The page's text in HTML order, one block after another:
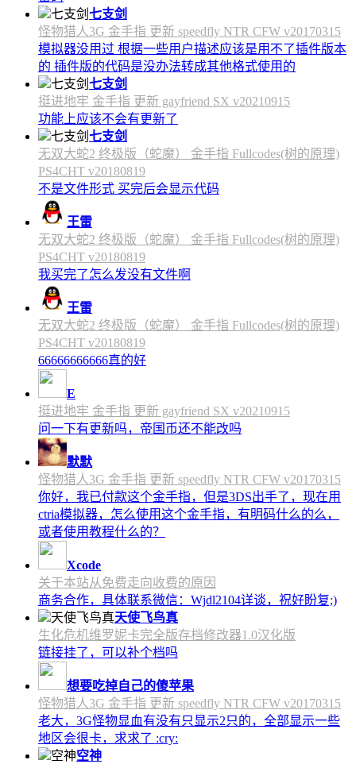
七支剑
怪物猎人3G 金手指 更新 speedfly NTR CFW v20170315
模拟器没用过 根据一些用户描述应该是用不了插件版本
的 插件版的代码是没办法转成其他格式使用的
七支剑
挺进地牢 金手指 更新 gayfriend SX v20210915
功能上应该不会有更新了
七支剑
无双大蛇2 终极版（蛇魔） 金手指 Fullcodes(树的原理)
PS4CHT v20180819
不是文件形式 买完后会显示代码
王雷
无双大蛇2 终极版（蛇魔） 金手指 Fullcodes(树的原理)
PS4CHT v20180819
我买完了怎么发没有文件啊
王雷
无双大蛇2 终极版（蛇魔） 金手指 Fullcodes(树的原理)
PS4CHT v20180819
66666666666真的好
E
挺进地牢 金手指 更新 gayfriend SX v20210915
问一下有更新吗，帝国币还不能改吗
默默
怪物猎人3G 金手指 更新 speedfly NTR CFW v20170315
你好，我已付款这个金手指，但是3DS出手了，现在用
ctria模拟器，怎么使用这个金手指，有明码什么的么，
或者使用教程什么的？
Xcode
关于本站从免费走向收费的原因
商务合作，具体联系微信：Wjdl2104详谈，祝好盼复;)
天使飞鸟真
生化危机维罗妮卡完全版存档修改器1.0汉化版
链接挂了，可以补个档吗
想要吃掉自己的傻苹果
怪物猎人3G 金手指 更新 speedfly NTR CFW v20170315
老大，3G怪物显血有没有只显示2只的，全部显示一些
地区会很卡，求求了 :cry:
空神